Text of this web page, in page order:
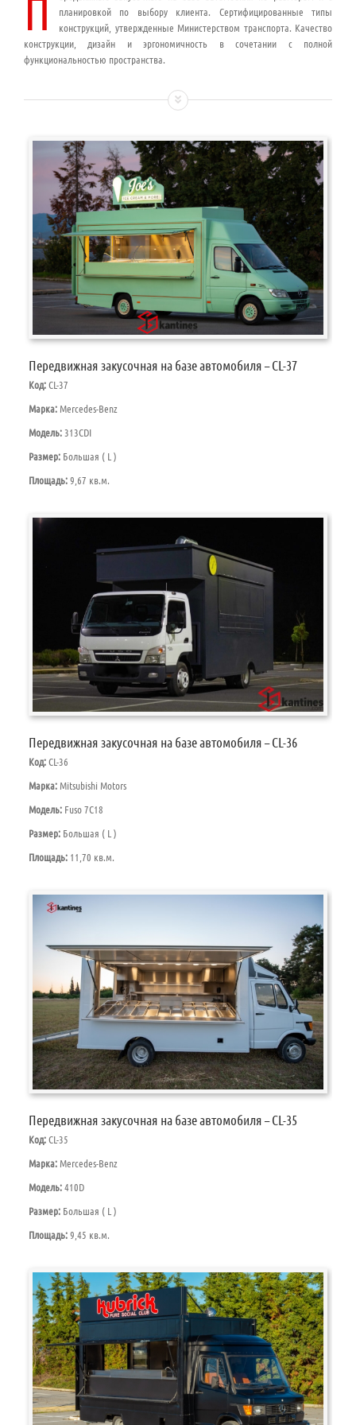
П
планировкой по выбору клиента. Сертифицированные типы
конструкций, утвержденные Министерством транспорта. Качество
конструкции, дизайн и эргономичность в сочетании с полной
функциональностью пространства.
Передвижная закусочная на базе автомобиля – CL-37
Код:CL-37
Марка: Mercedes-Benz
Модель: 313CDI
Размер: Большая ( L )
Площадь:9,67 кв.м.
Передвижная закусочная на базе автомобиля – CL-36
Код:CL-36
Марка: Mitsubishi Motors
Модель: Fuso 7C18
Размер: Большая ( L )
Площадь: 11,70 кв.м.
Передвижная закусочная на базе автомобиля – CL-35
Код:CL-35
Марка: Mercedes-Benz
Модель:410D
Размер: Большая ( L )
Площадь:9,45 кв.м.